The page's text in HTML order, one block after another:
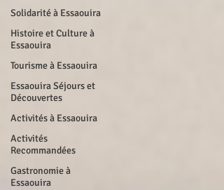
Solidarité à Essaouira
Histoire et Culture à
Essaouira
Tourisme à Essaouira
Essaouira Séjours et
Découvertes
Activités à Essaouira
Activités
Recommandées
Gastronomie à
Essaouira